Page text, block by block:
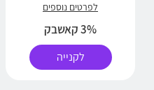
לפרטים נוספים
3% קאשבק
לקנייה